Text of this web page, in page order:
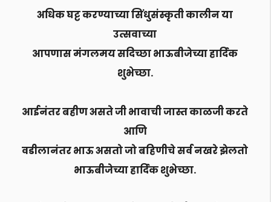
अधिक घट्ट करण्याच्या सिंधुसंस्कृती कालीन या
उत्सवाच्या
आपणास मंगलमय सदिच्छा भाऊबीजेच्या हार्दिक
शुभेच्छा.
आईनंतर बहीण असते जी भावाची जास्त काळजी करते
आणि
वडीलानंतर भाऊ असतो जो बहिणीचे सर्व नखरे झेलतो
भाऊबीजेच्या हार्दिक शुभेच्छा.